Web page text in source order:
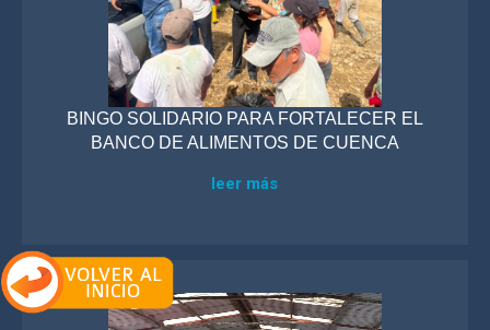
BINGO SOLIDARIO PARA FORTALECER EL
BANCO DE ALIMENTOS DE CUENCA
leer más